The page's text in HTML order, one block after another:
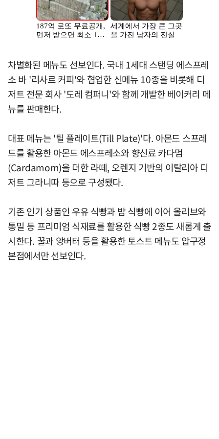
차별화된 메뉴도 선보인다. 국내 1세대 스탠딩 에스프레
소 바 '리사르 커피'와 협업한 신메뉴 10종을 비롯해 디
저트 전문 회사 '도레 컴퍼니'와 함께 개발한 베이커리 메
뉴를 판매한다.
대표 메뉴는 '틸 플레이트(Till Plate)'다. 아몬드 스프레
드를 활용한 아몬드 에스프레소와 향신료 카다멈
(Cardamom)을 더한 라떼, 오렌지 기반의 이탈리아 디
저트 그라니따 등으로 구성됐다.
기존 인기 상품인 우유 식빵과 밤 식빵에 이어 올리브와
통밀 등 프리미엄 식재료를 활용한 식빵 2종도 새롭게 출
시한다. 꿀과 앙버터 등을 활용한 토스트 메뉴도 압구정
본점에서만 선보인다.